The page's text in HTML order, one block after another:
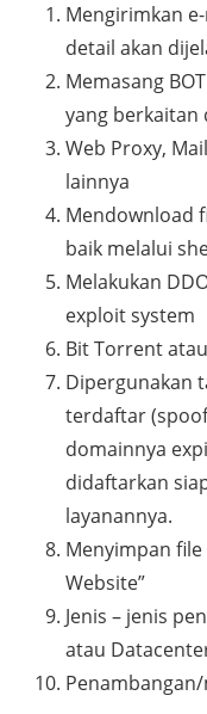
Mengirimkan
detail akan
Memasang
yang berkaitan
Web Proxy,
lainnya
Mendownload
baik melalui
Melakukan
exploit system
Bit Torrent
Dipergunakan
terdaftar
domainnya
didaftarkan
layanannya.
Menyimpan file
Website”
Jenis – jenis
atau